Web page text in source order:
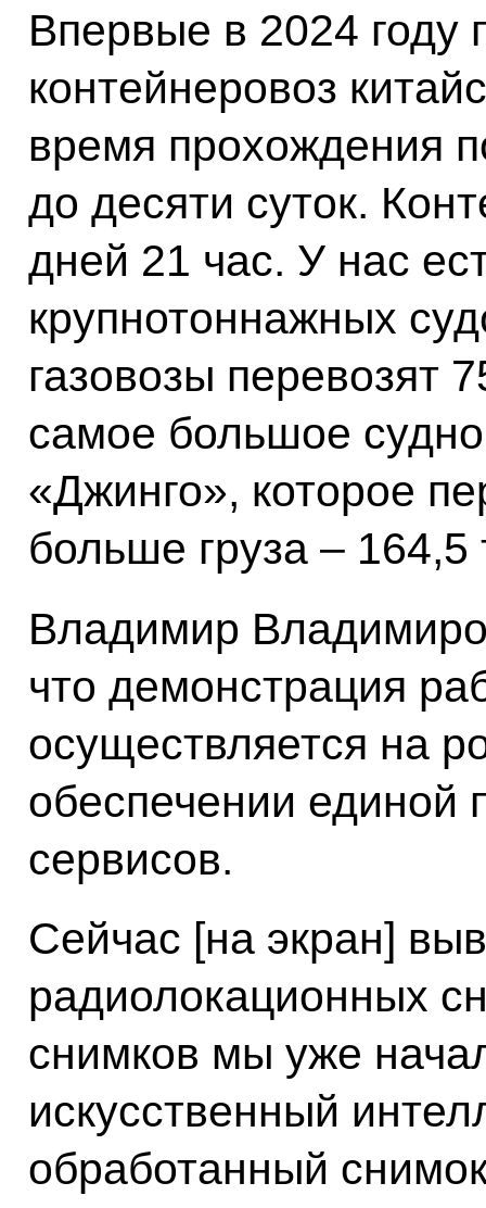
Впервые в 2024
контейнеровоз
время прохождения
до десяти суток.
дней 21 час. У нас
крупнотоннажных
газовозы перевозят
самое большое
«Джинго», которое
больше груза – 164,5
Владимир
что демонстрация
осуществляется на
обеспечении
сервисов.
Сейчас [на экран]
радиолокационных
снимков мы уже
искусственный
обработанный